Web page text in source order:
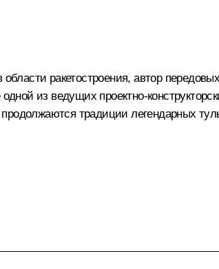
ракетостроения, автор
из ведущих проектно-
традиции легендарных